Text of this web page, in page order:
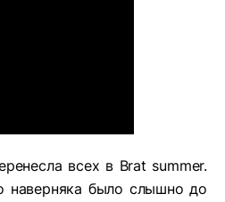
всех в Brat summer.
наверняка было слышно до